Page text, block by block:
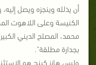
أن يذلله وينجزه ويصل
الكنيسة وعلى اللاهوت
محمد، المصلح الديني
بجدارة مطلقة".
وليس هانز كينج هو